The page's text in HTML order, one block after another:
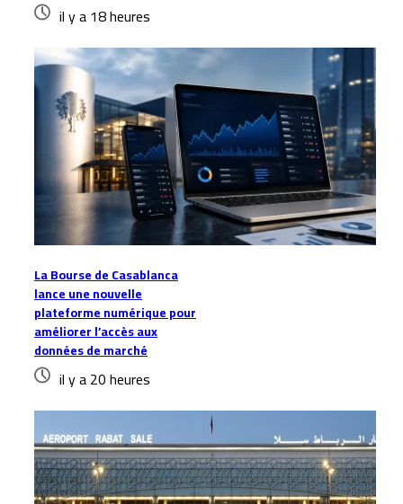
il y a 18 heures
La Bourse de Casablanca
lance une nouvelle
plateforme numérique pour
améliorer l’accès aux
données de marché
il y a 20 heures